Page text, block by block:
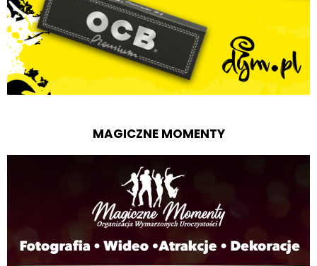
MAGICZNE MOMENTY